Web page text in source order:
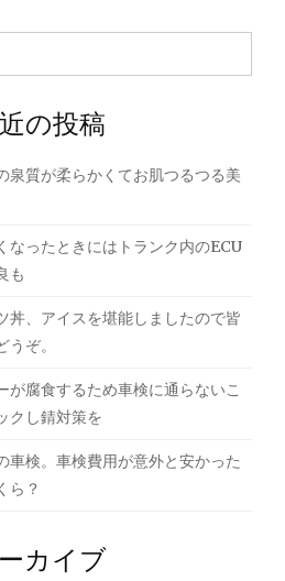
の投稿
泉質が柔らかくてお肌つるつる美
なったときにはトランク内のECU
も
丼、アイスを堪能しましたので皆
ぞ。
が腐食するため車検に通らないこ
クし錆対策を
車検。車検費用が意外と安かった
ら？
カイブ